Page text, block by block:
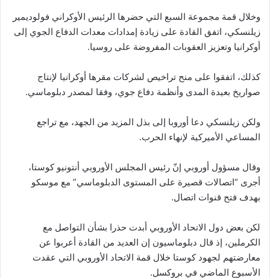
وخلال قمة مجموعة السبع التي حضرها الرئيس الأوكراني فولوديمير
زيلنسكي، اتفق القادة على زيادة إمدادات معدات الدفاع الجوي إلى
أوكرانيا وتعزيز العقوبات المفروضة على روسيا.
كذلك، اتفقوا على منح تراخيص لشركات مقرها أوكرانيا لإنتاج
صواريخ بعيدة المدى وأنظمة دفاع جوي، وفقا لمصدر دبلوماسي.
ولكن زيلنسكي دعا أوروبا إلى بذل المزيد من الجهد، مع تراجع
المساعي الأميركية لإنهاء الحرب.
وقال مسؤول أوروبي إنّ رئيس المجلس الأوروبي أنتونيو كوستا،
أجرى “اتصالات قصيرة على المستوى الدبلوماسي” مع موسكو
بهدف فتح قنوات اتصال.
لكن بعض دول الاتحاد الأوروبي أبدت حذرا بشأن التواصل مع
الكرملين، إذ قال دبلوماسيون إن العديد من القادة أعربوا عن
معارضتهم لجهود كوستا خلال قمة الاتحاد الأوروبي التي عقدت
الأسبوع الماضي في بروكسل.